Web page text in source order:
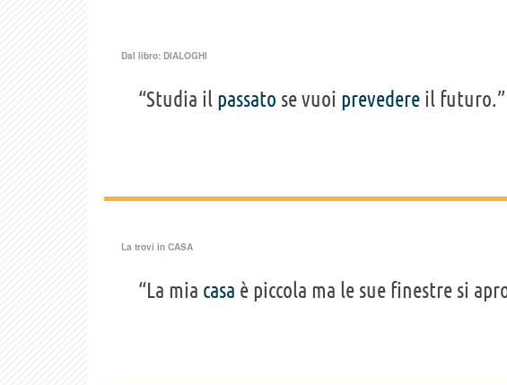
Dal libro: DIALOGHI
“Studia il passato se vuoi prevedere il futuro.”
La trovi in CASA
“La mia casa è piccola ma le sue finestre si